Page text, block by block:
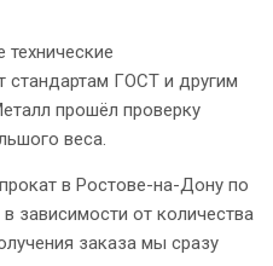
стандартам ГОСТ и другим
прошёл проверку
веса.
в Ростове-на-Дону по
зависимости от количества
заказа мы сразу